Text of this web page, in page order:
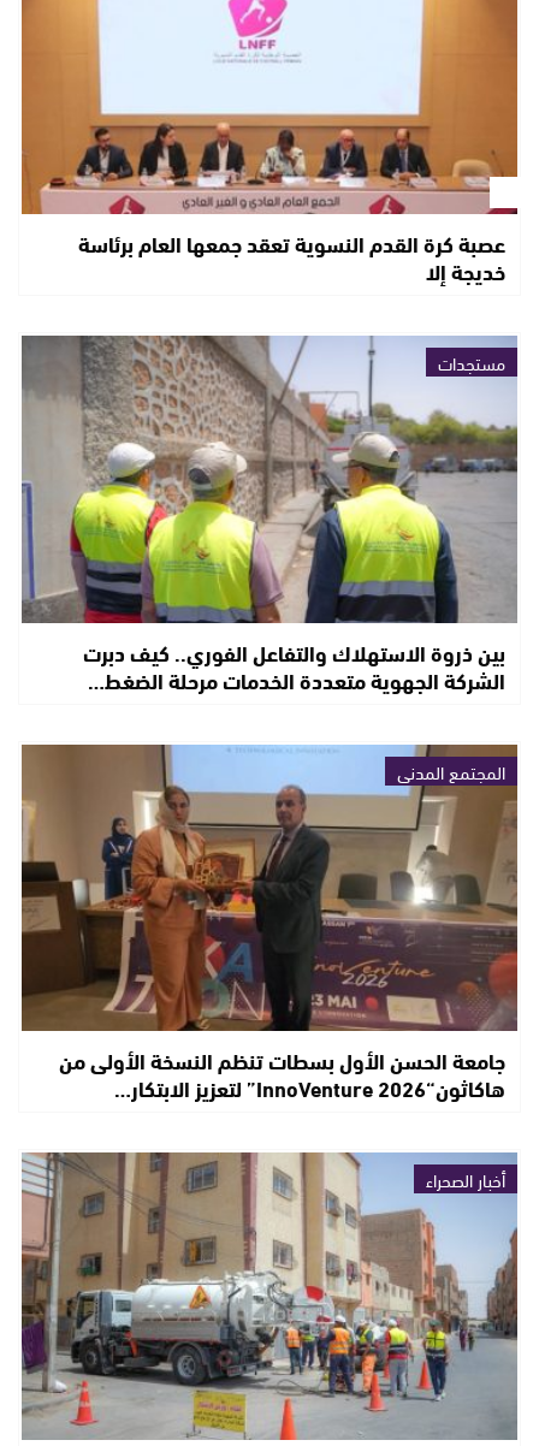
عصبة كرة القدم النسوية تعقد جمعها العام برئاسة
خديجة إلا
مستجدات
بين ذروة الاستهلاك والتفاعل الفوري.. كيف دبرت
الشركة الجهوية متعددة الخدمات مرحلة الضغط…
المجتمع المدني
جامعة الحسن الأول بسطات تنظم النسخة الأولى من
هاكاثون“InnoVenture 2026” لتعزيز الابتكار…
أخبار الصحراء